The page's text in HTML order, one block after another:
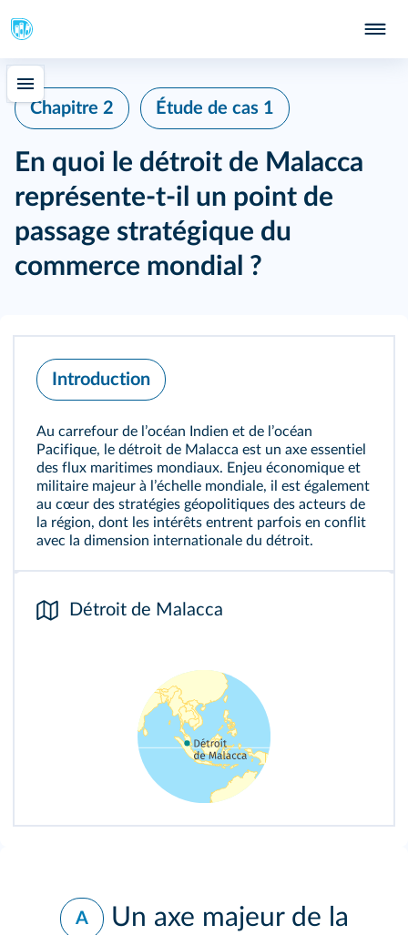
Chapitre 2 Étude de cas 1
En quoi le détroit de Malacca
représente-t-il un point de
passage stratégique du
commerce mondial ?
Introduction
Au carrefour de lʼocéan Indien et de lʼocéan
Pacifique, le détroit de Malacca est un axe essentiel
des flux maritimes mondiaux. Enjeu économique et
militaire majeur à lʼéchelle mondiale, il est également
au cœur des stratégies géopolitiques des acteurs de
la région, dont les intérêts entrent parfois en conflit
avec la dimension internationale du détroit.
Détroit de Malacca
A
Un axe majeur de la